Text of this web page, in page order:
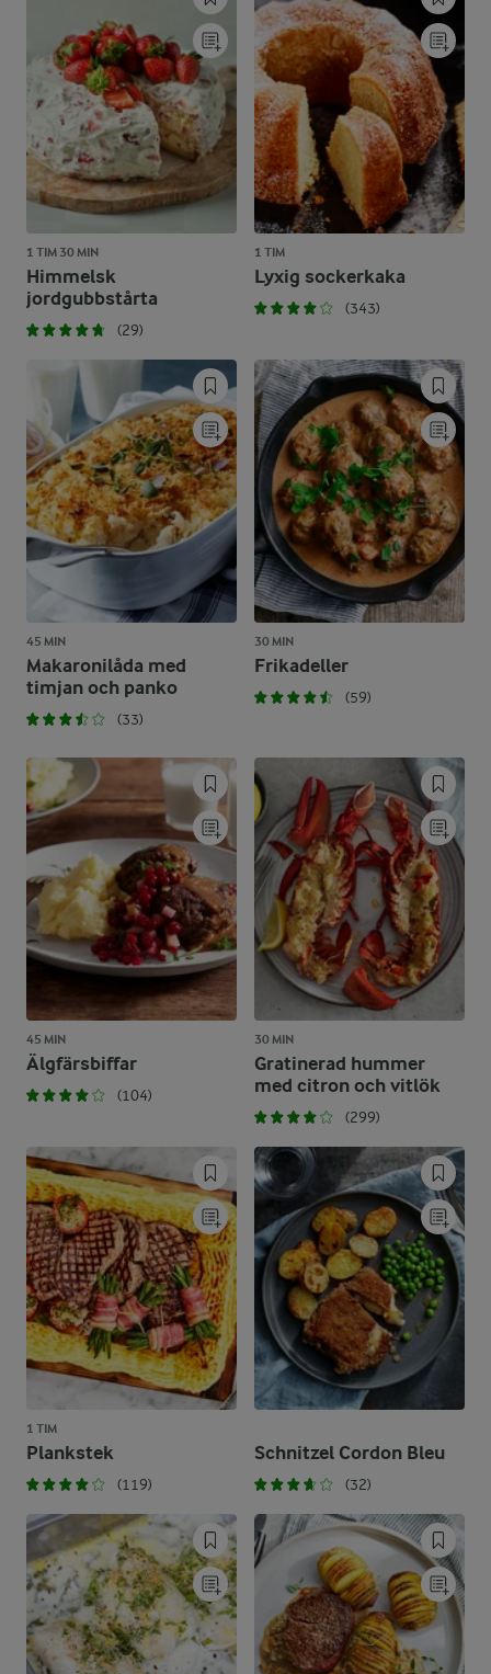
1 TIM 30 MIN
Himmelsk
jordgubbstårta
(29)
1 TIM
Lyxig sockerkaka
(343)
45 MIN
Makaronilåda med
timjan och panko
(33)
30 MIN
Frikadeller
(59)
45 MIN
Älgfärsbiffar
(104)
30 MIN
Gratinerad hummer
med citron och vitlök
(299)
1 TIM
Plankstek
(119)
Schnitzel Cordon Bleu
(32)